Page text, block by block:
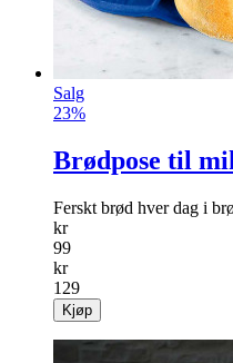
Salg
23%
Brødpose til
Ferskt brød hver dag i
kr
99
kr
129
Kjøp